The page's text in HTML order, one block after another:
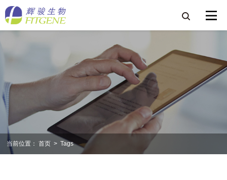
当前位置： 首页 > Tags